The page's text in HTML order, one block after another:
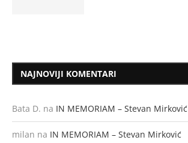
NAJNOVIJI KOMENTARI
Bata D. na IN MEMORIAM – Stevan Mirković
milan na IN MEMORIAM – Stevan Mirković